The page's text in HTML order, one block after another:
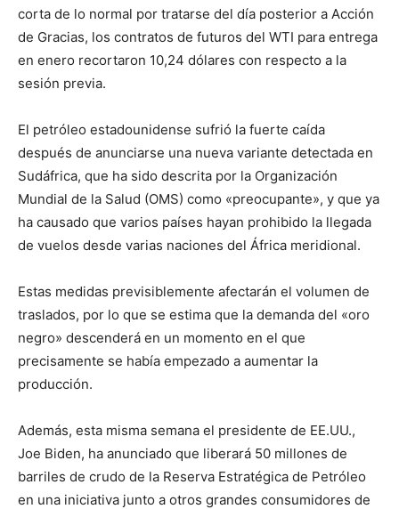
corta de lo normal por tratarse del día posterior a Acción
de Gracias, los contratos de futuros del WTI para entrega
en enero recortaron 10,24 dólares con respecto a la
sesión previa.
El petróleo estadounidense sufrió la fuerte caída
después de anunciarse una nueva variante detectada en
Sudáfrica, que ha sido descrita por la Organización
Mundial de la Salud (OMS) como «preocupante», y que ya
ha causado que varios países hayan prohibido la llegada
de vuelos desde varias naciones del África meridional.
Estas medidas previsiblemente afectarán el volumen de
traslados, por lo que se estima que la demanda del «oro
negro» descenderá en un momento en el que
precisamente se había empezado a aumentar la
producción.
Además, esta misma semana el presidente de EE.UU.,
Joe Biden, ha anunciado que liberará 50 millones de
barriles de crudo de la Reserva Estratégica de Petróleo
en una iniciativa junto a otros grandes consumidores de